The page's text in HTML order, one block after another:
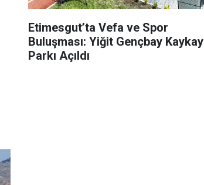
Etimesgut’ta Vefa ve Spor
Buluşması: Yiğit Gençbay Kaykay
Parkı Açıldı